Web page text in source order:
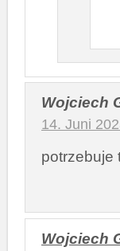
Wojciech
14. Juni
potrzebuje
Wojciech